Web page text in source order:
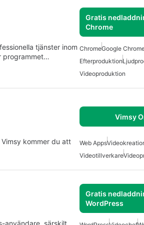
Gratis
Chrome
tjänster inom
programmet…
ChromeGoogle
Efterproduktion
Videoproduktion
Vimsy
kommer du att
Web Apps
Videotillverkare
Gratis
WordPress